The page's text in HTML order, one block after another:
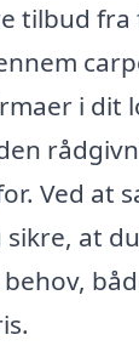
tilbud fra
i dit
Ved at
at